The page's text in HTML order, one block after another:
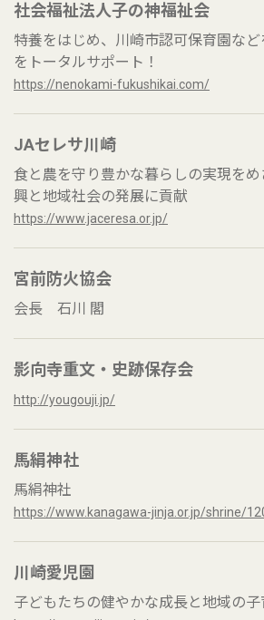
社会福祉法人子の神福祉会
特養をはじめ、川崎市認可保育園な
をトータルサポート！
https://nenokami-fukushikai.com/
JAセレサ川崎
食と農を守り豊かな暮らしの実現を
興と地域社会の発展に貢献
https://www.jaceresa.or.jp/
宮前防火協会
会長 石川 閣
影向寺重文・史跡保存会
http://yougouji.jp/
馬絹神社
馬絹神社
https://www.kanagawa-jinja.or.jp/shrine/
川崎愛児園
子どもたちの健やかな成長と地域の